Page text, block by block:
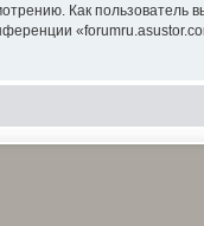
Как пользователь